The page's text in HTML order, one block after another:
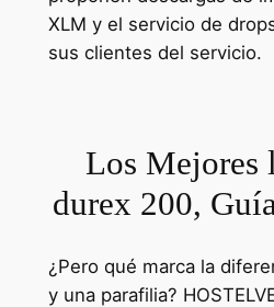
XLM y el servicio de
sus clientes del servicio.
Los Mejores
durex 200,
¿Pero qué marca la
y una parafilia?